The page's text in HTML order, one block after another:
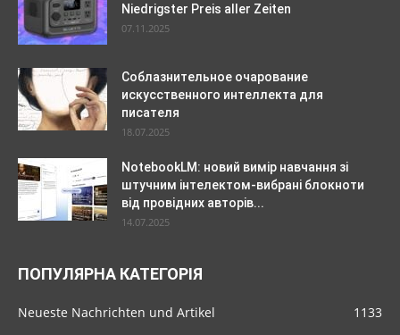
Niedrigster Preis aller Zeiten
07.11.2025
Соблазнительное очарование
искусственного интеллекта для
писателя
18.07.2025
NotebookLM: новий вимір навчання зі
штучним інтелектом-вибрані блокноти
від провідних авторів...
14.07.2025
ПОПУЛЯРНА КАТЕГОРІЯ
Neueste Nachrichten und Artikel 1133